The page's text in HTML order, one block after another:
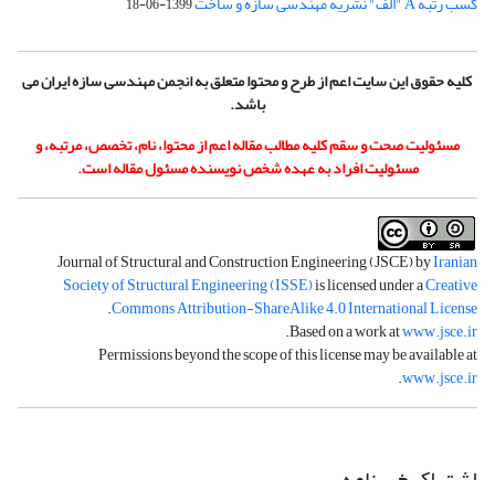
کلیه حقوق این سایت اعم از طرح و محتوا متعلق به انجمن مهندسی سازه ایران می
باشد.
مسئولیت صحت و سقم کلیه مطالب مقاله اعم از محتوا، نام، تخصص، مرتبه، و
مسئولیت افراد به عهده شخص نویسنده مسئول مقاله است.
Journal of Structural and Construction Engineering (JSCE) byIranian
Society of Structural Engineering (ISSE)is licensed under aCreative
Commons Attribution-ShareAlike 4.0 International License
.
Based on a work atwww.jsce.ir
.
Permissions beyond the scope of this license may be available at
www.jsce.ir
.